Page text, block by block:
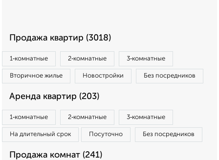
Продажа квартир (3018)
1‑комнатные 2‑комнатные 3‑комнатные
Вторичное жилье Новостройки Без посредников
Аренда квартир (203)
1‑комнатные 2‑комнатные 3‑комнатные
На длительный срок Посуточно Без посредников
Продажа комнат (241)